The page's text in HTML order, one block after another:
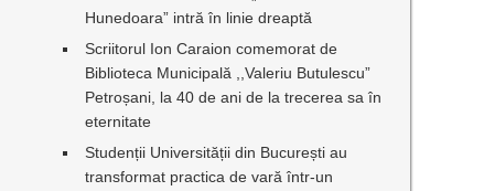
Hunedoara” intră în linie dreaptă
Scriitorul Ion Caraion comemorat de
Biblioteca Municipală ,,Valeriu Butulescu”
Petroșani, la 40 de ani de la trecerea sa în
eternitate
Studenții Universității din București au
transformat practica de vară într-un